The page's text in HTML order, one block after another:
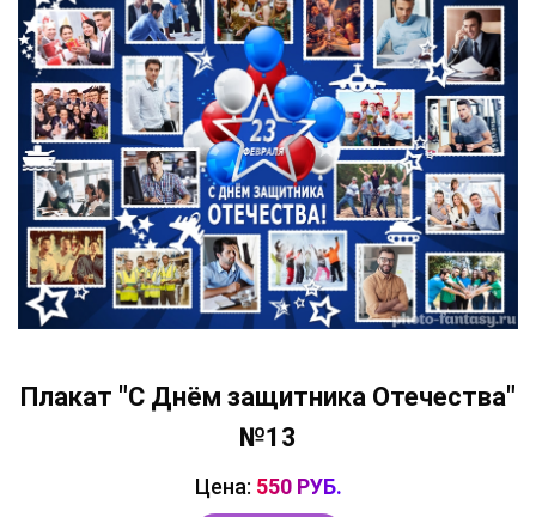
Плакат "С Днём защитника Отечества"
№13
Цена: 550 РУБ.